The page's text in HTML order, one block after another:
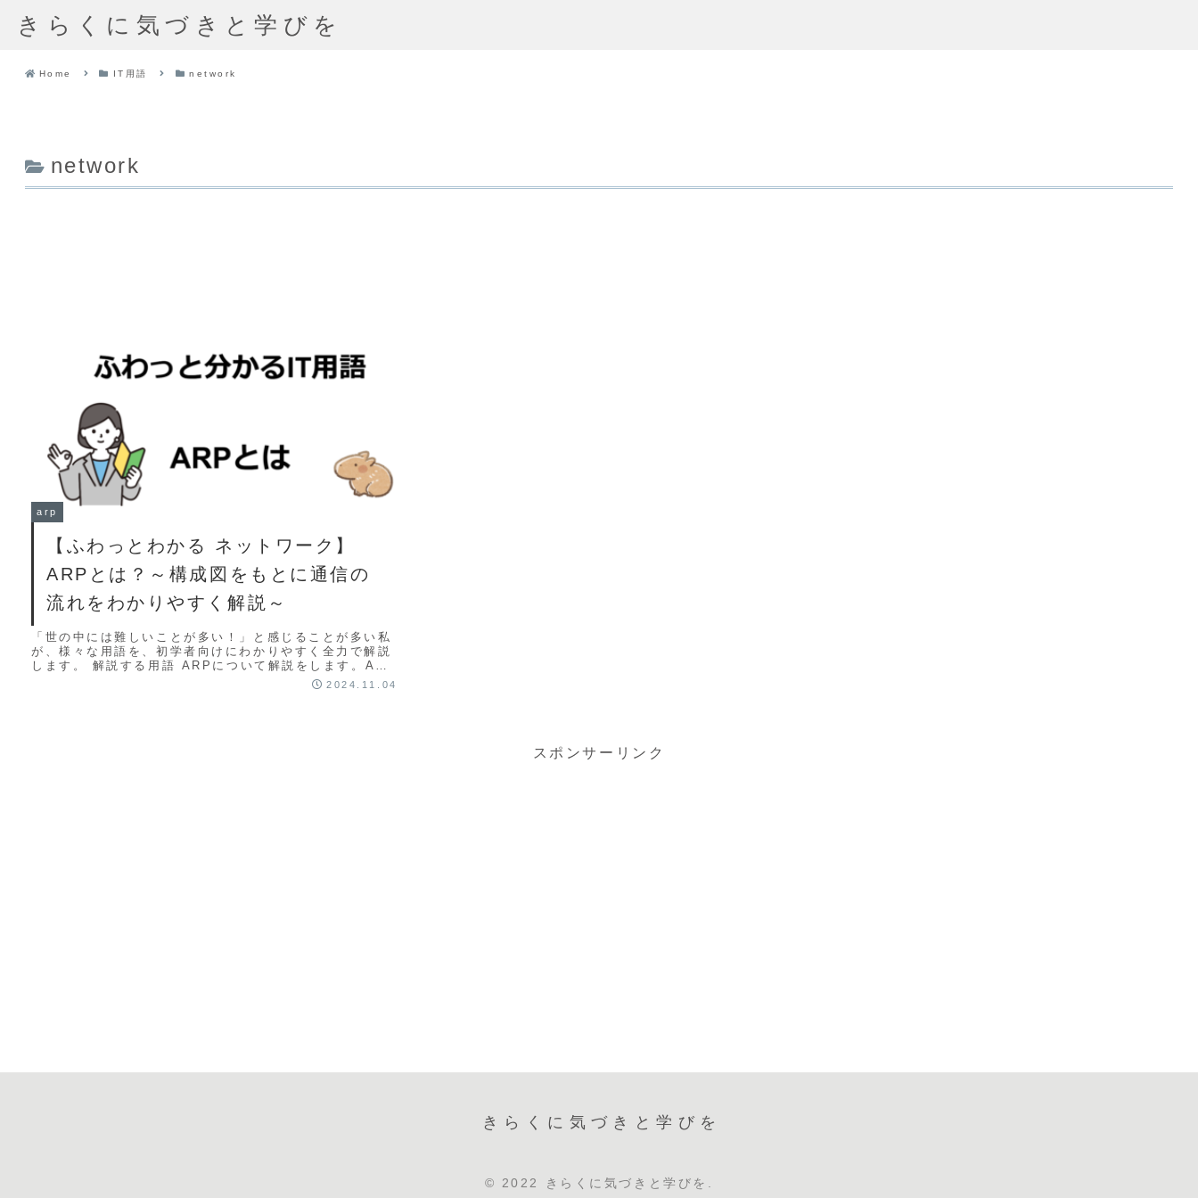
きらくに気づきと学びを
Home IT用語 network
network
arp
【ふわっとわかる ネットワーク】
ARPとは？～構成図をもとに通信の
流れをわかりやすく解説～
「世の中には難しいことが多い！」と感じることが多い私
が、様々な用語を、初学者向けにわかりやすく全力で解説
します。 解説する用語 ARPについて解説をします。ARP
2024.11.04
スポンサーリンク
きらくに気づきと学びを
© 2022 きらくに気づきと学びを.